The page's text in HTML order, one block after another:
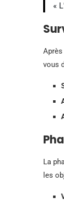
«
vous
La
les